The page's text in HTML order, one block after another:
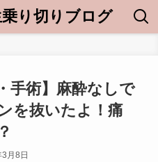
り切りブログ
手術】麻酔なしで
を抜いたよ！痛
月8日